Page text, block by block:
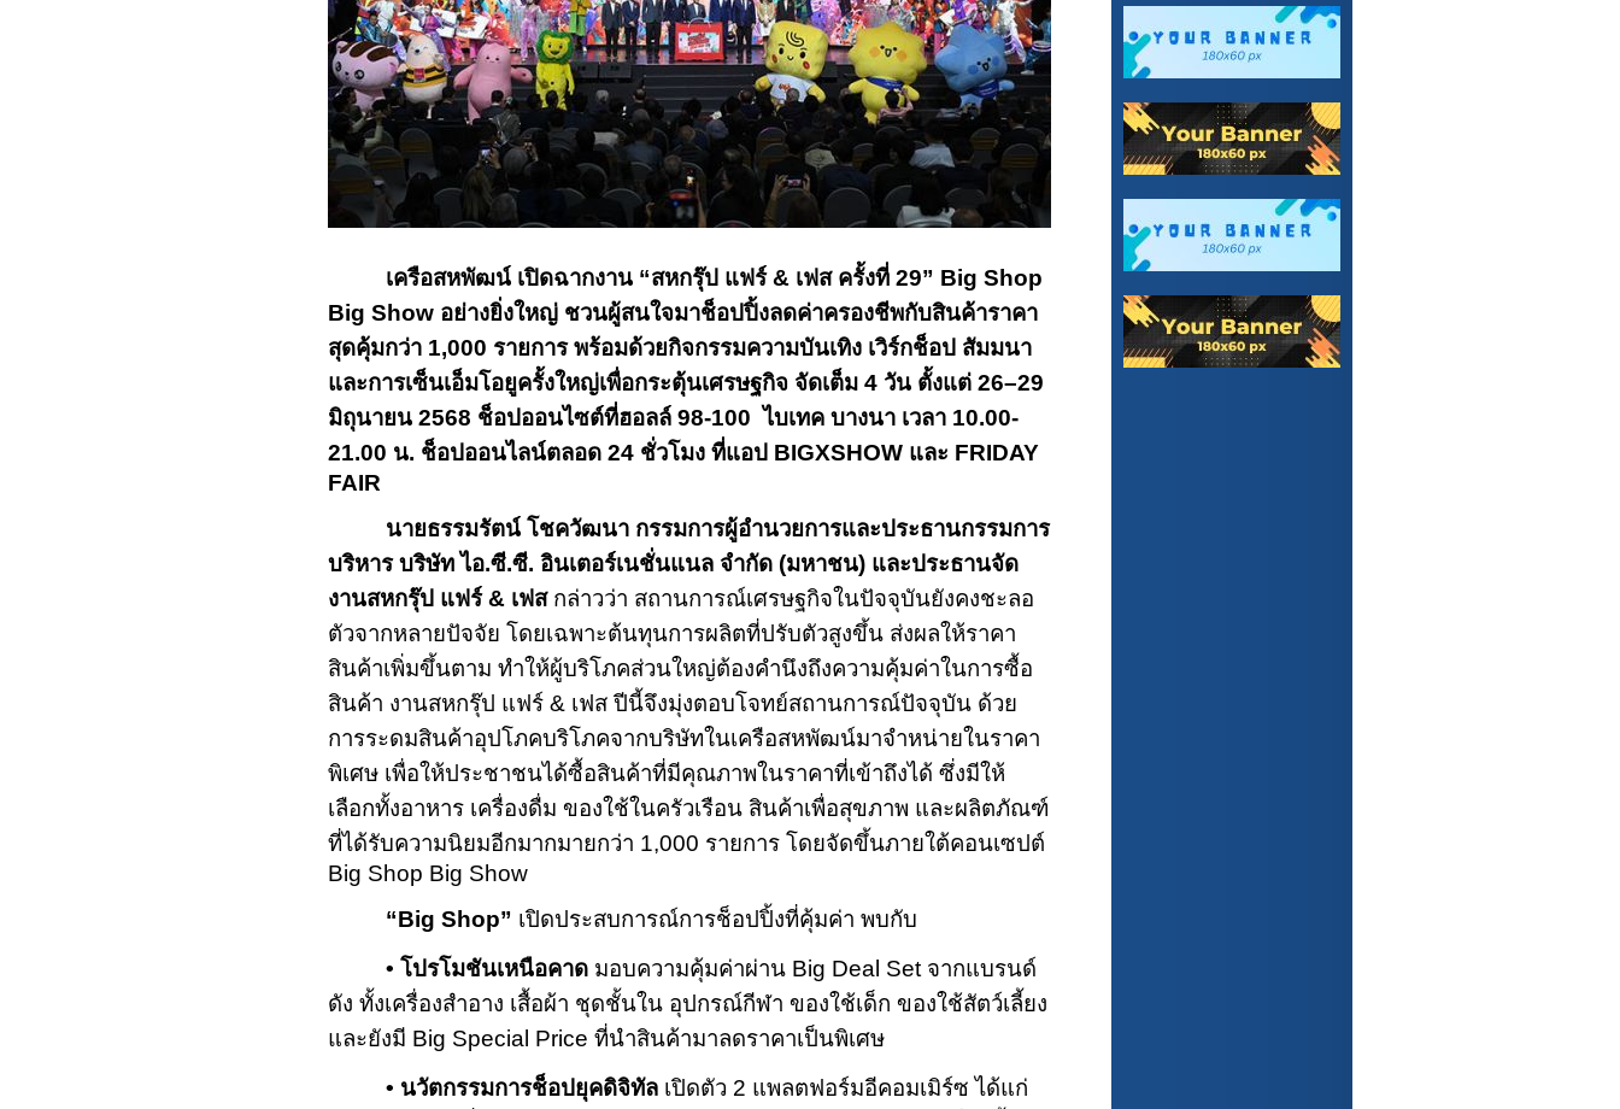
เครือสหพัฒน์ เปิดฉากงาน “สหกรุ๊ป แฟร์& เฟส ครั้งที่ 29” Big Shop
Big Show อย่างยิ่งใหญ่ ชวนผู้สนใจมาช็อปปิ้งลดค่าครองชีพกับสินค้าราคา
สุดคุ้มกว่า 1,000 รายการ พร้อมด้วยกิจกรรมความบันเทิง เวิร์กช็อป สัมมนา
และการเซ็นเอ็มโอยูครั้งใหญ่เพื่อกระตุ้นเศรษฐกิจ จัดเต็ม 4 วัน ตั้งแต่ 26–29
มิถุนายน 2568 ช็อปออนไซต์ที่ฮอลล์ 98-100 ไบเทค บางนา เวลา 10.00-
21.00 น. ช็อปออนไลน์ตลอด 24 ชั่วโมง ที่แอป BIGXSHOW และ FRIDAY
FAIR
นายธรรมรัตน์ โชควัฒนา กรรมการผู้อำนวยการและประธานกรรมการ
บริหาร บริษัท ไอ.ซี.ซี. อินเตอร์เนชั่นแนล จำกัด (มหาชน) และประธานจัด
งานสหกรุ๊ป แฟร์& เฟสกล่าวว่า สถานการณ์เศรษฐกิจในปัจจุบันยังคงชะลอ
ตัวจากหลายปัจจัย โดยเฉพาะต้นทุนการผลิตที่ปรับตัวสูงขึ้น ส่งผลให้ราคา
สินค้าเพิ่มขึ้นตาม ทำให้ผู้บริโภคส่วนใหญ่ต้องคำนึงถึงความคุ้มค่าในการซื้อ
สินค้า งานสหกรุ๊ป แฟร์ & เฟส ปีนี้จึงมุ่งตอบโจทย์สถานการณ์ปัจจุบัน ด้วย
การระดมสินค้าอุปโภคบริโภคจากบริษัทในเครือสหพัฒน์มาจำหน่ายในราคา
พิเศษ เพื่อให้ประชาชนได้ซื้อสินค้าที่มีคุณภาพในราคาที่เข้าถึงได้ ซึ่งมีให้
เลือกทั้งอาหาร เครื่องดื่ม ของใช้ในครัวเรือน สินค้าเพื่อสุขภาพ และผลิตภัณฑ์
ที่ได้รับความนิยมอีกมากมายกว่า 1,000 รายการ โดยจัดขึ้นภายใต้คอนเซปต์
Big Shop Big Show
“Big Shop” เปิดประสบการณ์การช็อปปิ้งที่คุ้มค่า พบกับ
• โปรโมชันเหนือคาด มอบความคุ้มค่าผ่าน Big Deal Set จากแบรนด์
ดัง ทั้งเครื่องสำอาง เสื้อผ้า ชุดชั้นใน อุปกรณ์กีฬา ของใช้เด็ก ของใช้สัตว์เลี้ยง
และยังมี Big Special Price ที่นำสินค้ามาลดราคาเป็นพิเศษ
• นวัตกรรมการช็อปยุคดิจิทัล เปิดตัว 2 แพลตฟอร์มอีคอมเมิร์ซ ได้แก่